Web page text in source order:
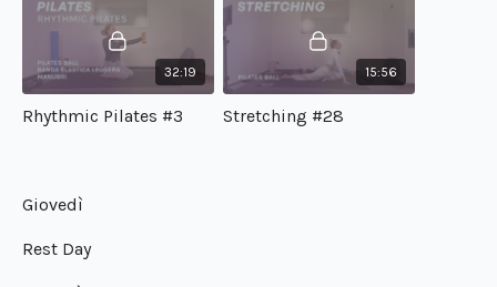
32:19
Rhythmic Pilates #3
15:56
Stretching #28
Giovedì
Rest Day